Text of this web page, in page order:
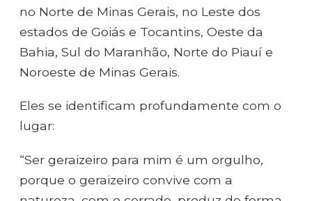
no Norte de Minas Gerais, no Leste dos
estados de Goiás e Tocantins, Oeste da
Bahia, Sul do Maranhão, Norte do Piauí e
Noroeste de Minas Gerais.
Eles se identificam profundamente com o
lugar:
“Ser geraizeiro para mim é um orgulho,
porque o geraizeiro convive com a